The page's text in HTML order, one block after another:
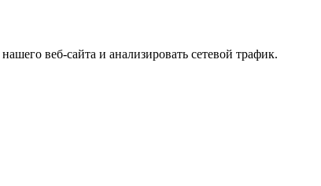
веб-сайта и анализировать сетевой трафик.